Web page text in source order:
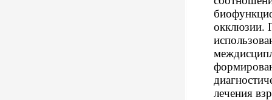
окклюзии.
лечения